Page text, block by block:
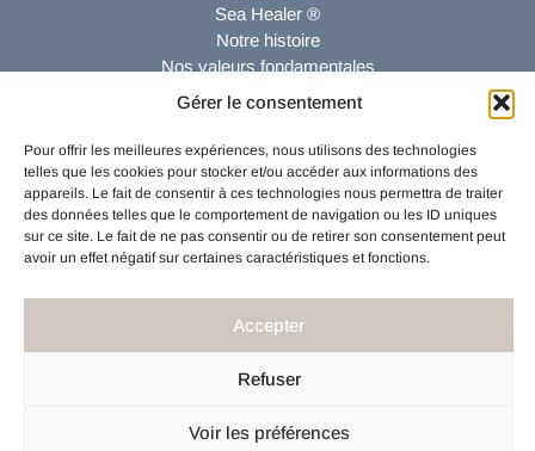
Gérer le consentement
Pour offrir les meilleures expériences, nous utilisons des technologies
telles que les cookies pour stocker et/ou accéder aux informations des
appareils. Le fait de consentir à ces technologies nous permettra de traiter
des données telles que le comportement de navigation ou les ID uniques
sur ce site. Le fait de ne pas consentir ou de retirer son consentement peut
avoir un effet négatif sur certaines caractéristiques et fonctions.
Accepter
Refuser
Voir les préférences
Sea Healer ®
Notre histoire
Nos valeurs fondamentales
Nous contacter
CGV
Mentions légales
Politique de confidentialité
Réseaux sociaux
Instagram
TikTok